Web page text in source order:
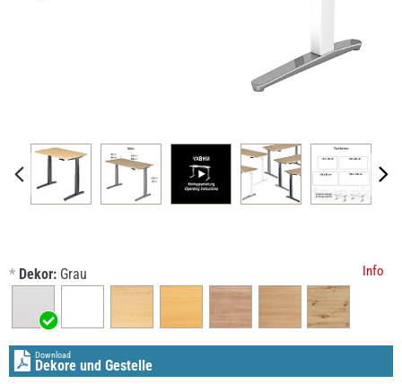
* Dekor: Grau Info
Download
Dekore und Gestelle